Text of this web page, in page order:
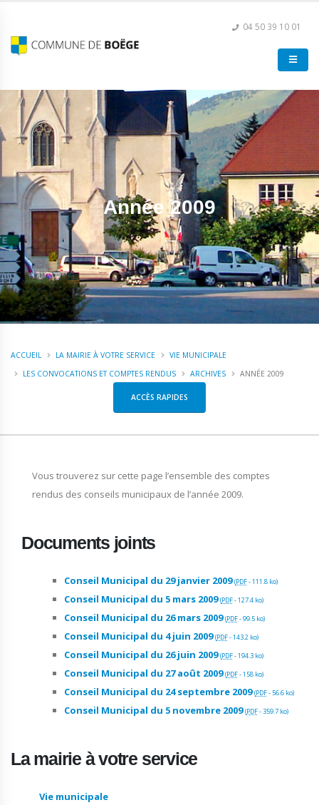
04 50 39 10 01
Année 2009
ACCUEIL LA MAIRIE À VOTRE SERVICE
VIE MUNICIPALE
LES CONVOCATIONS ET COMPTES RENDUS
ARCHIVES ANNÉE 2009
ACCÈS RAPIDES
Vous trouverez sur cette page l’ensemble des comptes
rendus des conseils municipaux de l’année 2009.
Documents joints
Conseil Municipal du 29 janvier 2009 (PDF-111.8 ko)
Conseil Municipal du 5 mars 2009 (PDF-127.4 ko)
Conseil Municipal du 26 mars 2009 (PDF-99.5 ko)
Conseil Municipal du 4 juin 2009 (PDF-143.2 ko)
Conseil Municipal du 26 juin 2009 (PDF-194.3 ko)
Conseil Municipal du 27 août 2009 (PDF-158 ko)
Conseil Municipal du 24 septembre 2009 (PDF- 56.6 ko)
Conseil Municipal du 5 novembre 2009 (PDF- 359.7 ko)
La mairie à votre service
Vie municipale